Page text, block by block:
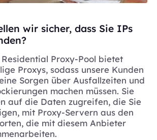
wir sicher, dass Sie IPs
Residential Proxy-Pool bietet
Proxys, sodass unsere Kunden
Sorgen über Ausfallzeiten und
machen müssen. Sie
auf die Daten zugreifen, die Sie
mit Proxy-Servern aus den
die mit diesem Anbieter